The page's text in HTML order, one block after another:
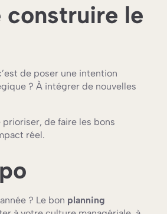
le
de poser une intention
? À intégrer de nouvelles
de faire les bons
réel.
? Le bon planning